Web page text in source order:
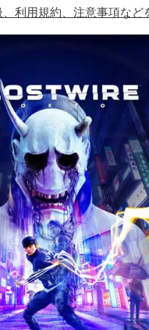
利用規約、注意事項など